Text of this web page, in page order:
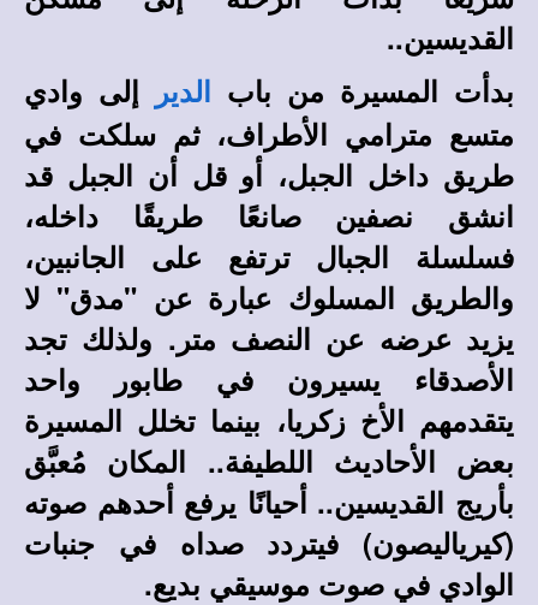
القديسين..
بدأت المسيرة من باب
الدير
إلى وادي
متسع مترامي الأطراف، ثم سلكت في
طريق داخل الجبل، أو قل أن الجبل قد
انشق نصفين صانعًا طريقًا داخله،
فسلسلة الجبال ترتفع على الجانبين،
والطريق المسلوك عبارة عن "مدق" لا
يزيد عرضه عن النصف متر. ولذلك تجد
الأصدقاء يسيرون في طابور واحد
يتقدمهم الأخ زكريا، بينما تخلل المسيرة
بعض الأحاديث اللطيفة.. المكان مُعبَّق
بأريج القديسين.. أحيانًا يرفع أحدهم صوته
(كيرياليصون) فيتردد صداه في جنبات
الوادي في صوت موسيقي بديع.